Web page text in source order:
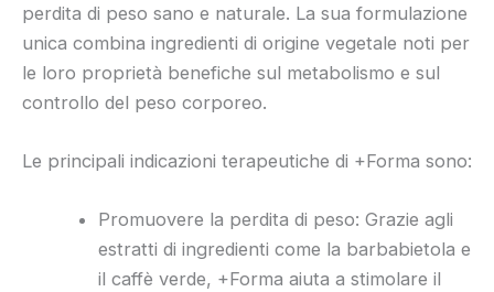
perdita di peso sano e naturale. La sua formulazione
unica combina ingredienti di origine vegetale noti per
le loro proprietà benefiche sul metabolismo e sul
controllo del peso corporeo.
Le principali indicazioni terapeutiche di +Forma sono:
Promuovere la perdita di peso: Grazie agli
estratti di ingredienti come la barbabietola e
il caffè verde, +Forma aiuta a stimolare il